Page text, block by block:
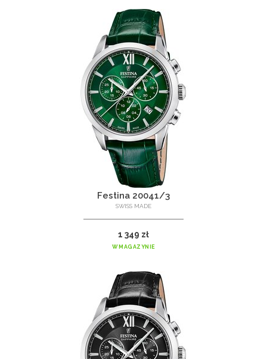
Festina 20041/3
SWISS MADE
1 349 zł
W MAGAZYNIE